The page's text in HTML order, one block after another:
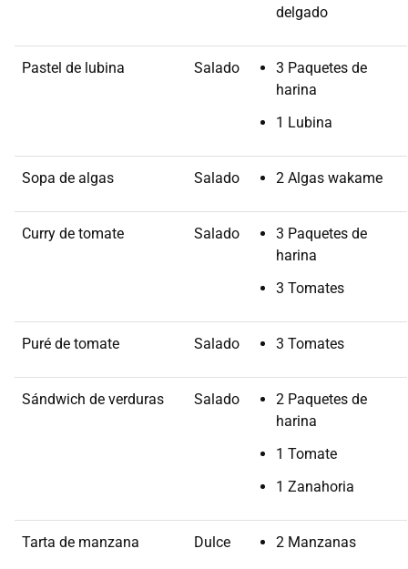
delgado
Pastel de lubina Salado
3 Paquetes de
harina
1 Lubina
Sopa de algas Salado 2 Algas wakame
Curry de tomate Salado
3 Paquetes de
harina
3 Tomates
Puré de tomate Salado 3 Tomates
Sándwich de verduras Salado
2 Paquetes de
harina
1 Tomate
1 Zanahoria
Tarta de manzana Dulce 2 Manzanas